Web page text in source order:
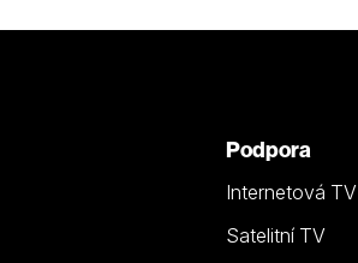
Podpora
Internetová TV
Satelitní TV